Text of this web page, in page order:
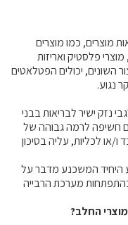
מוצרים, כמו מוצרים
פלסטיק ואריזות
השונים, יכולים הפטלאטים
נגוע.
נזק ישיר לבריאות בבני
חשיפה לרמה גבוהה של
או לכליות, עליה בסיכון
היחיד המשכנע מדבר על
מערכת הרבייה